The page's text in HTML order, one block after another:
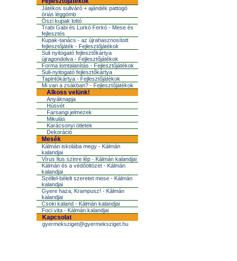
Játékos suliváró + ajándék pattogó
óriás léggömb
Őszi kupak lottó
Trabi Gabi és Lurkó Ferkó - Mese és
fejlesztés
Kupak-tanács - az újrahasznosított
fejlesztőjáték - Fejlesztőjátékok
Suli nyitogató fejlesztőkártya
újragondolva - Fejlesztőjátékok
Forma lomtalanítás - Fejlesztőjátékok
Suli-nyitogató fejlesztőkártya
Tapintókártya - Fejlesztőjátékok
Mi van a zsákban? - Fejlesztőjátékok
Alkoss velünk!
Anyáknapja
Húsvét
Farsangi jelmezek
Mikulás
Karácsonyi ötletek
Dekoráció
Mesék
Kálmán iskolába megy - Kálmán
kalandjai
Vírus Ilus szinre lép - Kálmán kalandjai
Kálmán és a védőöltözet - Kálmán
kalandjai
Széllel-bélelt szeretet mese - Kálmán
kalandjai
Gyere haza, Krampusz! - Kálmán
kalandjai
Csoki kaland - Kálmán kalandjai
Foci vita - Kálmán kalandjai
Kapcsolat
gyermeksziget@gyermeksziget.hu